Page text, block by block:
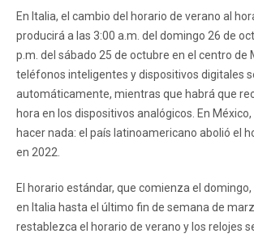
En Italia, el cambio del horario de verano al
producirá a las 3:00 a.m. del domingo 26 de
p.m. del sábado 25 de octubre en el centro de
teléfonos inteligentes y dispositivos digitales
automáticamente, mientras que habrá que
hora en los dispositivos analógicos. En
hacer nada: el país latinoamericano abolió el
en 2022.
El horario estándar, que comienza el
en Italia hasta el último fin de semana de
restablezca el horario de verano y los relojes